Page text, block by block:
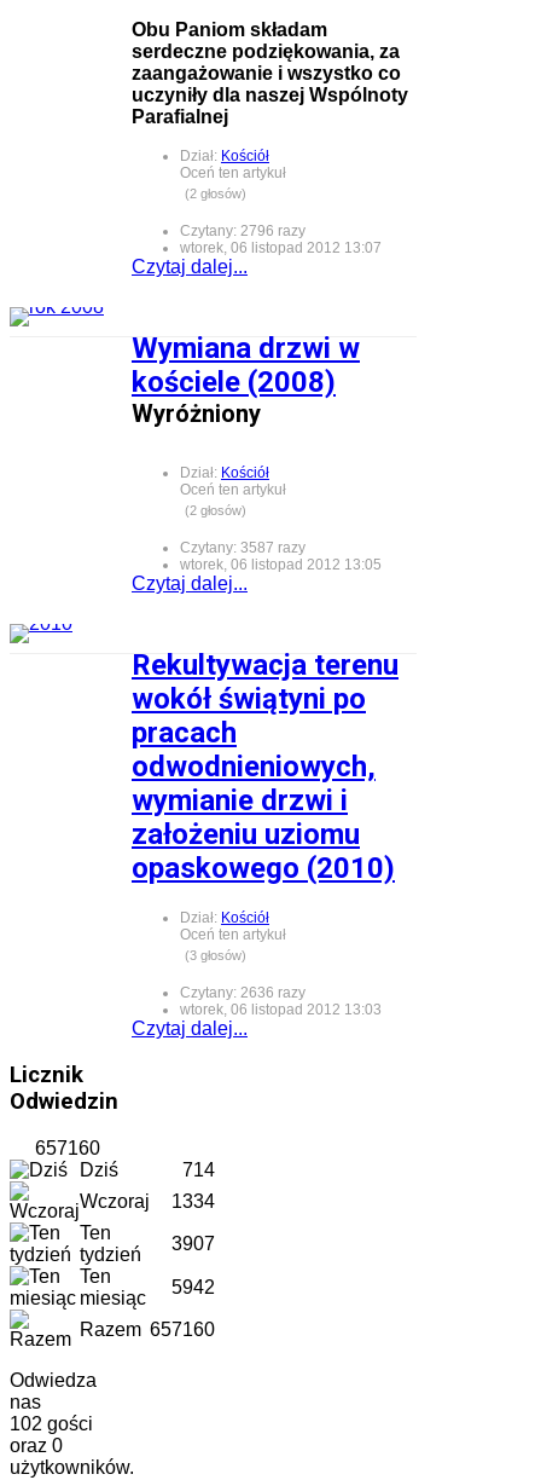
Obu Paniom składam
serdeczne podziękowania, za
zaangażowanie i wszystko co
uczyniły dla naszej Wspólnoty
Parafialnej
Dział: Kościół
Oceń ten artykuł
(2 głosów)
Czytany: 2796 razy
wtorek, 06 listopad 2012 13:07
Czytaj dalej...
Wymiana drzwi w
kościele (2008)
Wyróżniony
Dział: Kościół
Oceń ten artykuł
(2 głosów)
Czytany: 3587 razy
wtorek, 06 listopad 2012 13:05
Czytaj dalej...
Rekultywacja terenu
wokół świątyni po
pracach
odwodnieniowych,
wymianie drzwi i
założeniu uziomu
opaskowego (2010)
Dział: Kościół
Oceń ten artykuł
(3 głosów)
Czytany: 2636 razy
wtorek, 06 listopad 2012 13:03
Czytaj dalej...
Licznik
Odwiedzin
657160
Dziś
714
Wczoraj
1334
Ten
tydzień
3907
Ten
miesiąc
5942
Razem 657160
Odwiedza
nas
102 gości
oraz 0
użytkowników.